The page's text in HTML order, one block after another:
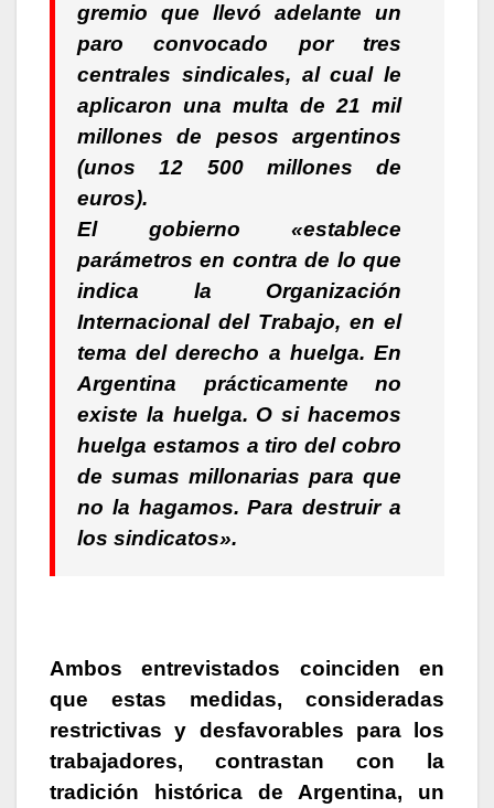
gremio que llevó adelante un
paro convocado por tres
centrales sindicales, al cual le
aplicaron una multa de 21 mil
millones de pesos argentinos
(unos 12 500 millones de
euros).
El gobierno «establece
parámetros en contra de lo que
indica la Organización
Internacional del Trabajo, en el
tema del derecho a huelga. En
Argentina prácticamente no
existe la huelga. O si hacemos
huelga estamos a tiro del cobro
de sumas millonarias para que
no la hagamos. Para destruir a
los sindicatos».
Ambos entrevistados coinciden en
que estas medidas, consideradas
restrictivas y desfavorables para los
trabajadores, contrastan con la
tradición histórica de Argentina, un